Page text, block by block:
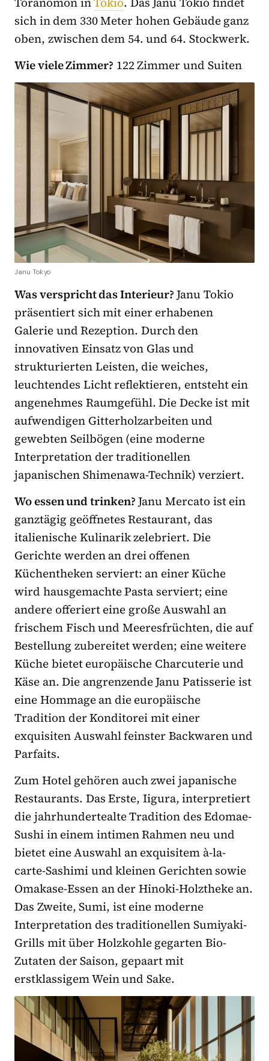
sich in dem 330 Meter hohen Gebäude ganz
oben, zwi­schen dem 54. und 64. Stock­werk.
Wie viele Zimmer? 122 Zimmer und Suiten
Janu Tokyo
Was verspricht das Interieur?Janu Tokio
präsentiert sich mit einer erhabenen
Galerie und Rezeption. Durch den
innovativen Einsatz von Glas und
strukturierten Leisten, die weiches,
leuchtendes Licht reflektieren, entsteht ein
angenehmes Raumgefühl. Die Decke ist mit
aufwendigen Gitterholzarbeiten und
gewebten Seilbögen (eine moderne
Interpretation der traditionellen
japanischen Shimenawa-Technik) verziert.
Wo essen und trinken?Janu Mercato ist ein
ganztägig geöffnetes Restaurant, das
italienische Kulinarik zelebriert. Die
Gerichte werden an drei offenen
Küchentheken serviert: an einer Küche
wird hausgemachte Pasta serviert; eine
andere offeriert eine große Auswahl an
frischem Fisch und Meeresfrüchten, die auf
Bestellung zubereitet werden; eine weitere
Küche bietet europäische Charcuterie und
Käse an. Die angrenzende Janu Patisserie ist
eine Hommage an die europäische
Tradition der Konditorei mit einer
exquisiten Auswahl feinster Backwaren und
Parfaits.
Zum Hotel gehören auch zwei japanische
Restaurants. Das Erste, Iigura, interpretiert
die jahrhundertealte Tradition des Edomae-
Sushi in einem intimen Rahmen neu und
bietet eine Auswahl an exquisitem à-la-
carte-Sashimi und kleinen Gerichten sowie
Omakase-Essen an der Hinoki-Holztheke an.
Das Zweite, Sumi, ist eine moderne
Interpretation des traditionellen Sumiyaki-
Grills mit über Holzkohle gegarten Bio-
Zutaten der Saison, gepaart mit
erstklassigem Wein und Sake.